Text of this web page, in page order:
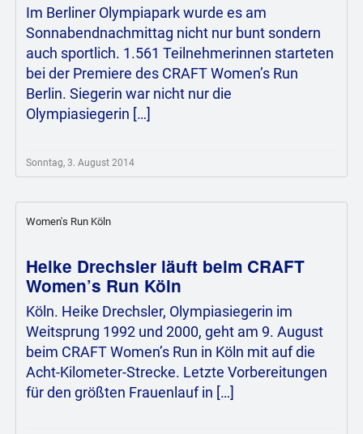
Im Berliner Olympiapark wurde es am
Sonnabendnachmittag nicht nur bunt sondern
auch sportlich. 1.561 Teilnehmerinnen starteten
bei der Premiere des CRAFT Women’s Run
Berlin. Siegerin war nicht nur die
Olympiasiegerin […]
Sonntag, 3. August 2014
Women's Run Köln
Heike Drechsler läuft beim CRAFT
Women’s Run Köln
Köln. Heike Drechsler, Olympiasiegerin im
Weitsprung 1992 und 2000, geht am 9. August
beim CRAFT Women’s Run in Köln mit auf die
Acht-Kilometer-Strecke. Letzte Vorbereitungen
für den größten Frauenlauf in […]